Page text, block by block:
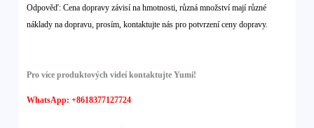
Odpověď: Cena dopravy závisí na hmotnosti, různá množství mají různé
náklady na dopravu, prosím, kontaktujte nás pro potvrzení ceny dopravy.
Pro více produktových videí kontaktujte Yumi!
WhatsApp: +8618377127724